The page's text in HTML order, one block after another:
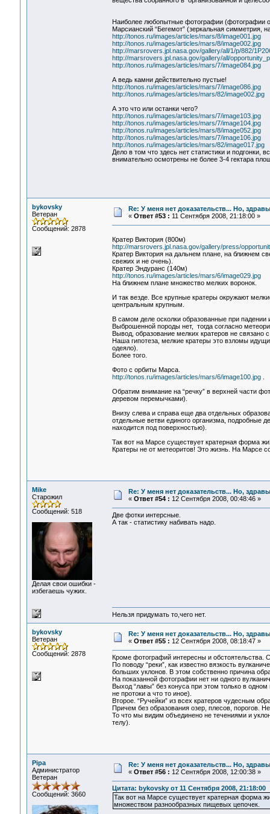
Наиболее любопытные фотографии (фотографии
Марсианский “Бегемот” (зеркальная симметрия,
http://tonos.ru/images/articles/mars/8/image001.jpg
http://tonos.ru/images/articles/mars/8/image002.jpg
http://marsrovers.jpl.nasa.gov/gallery/all/1/p/882/
http://marsrovers.jpl.nasa.gov/gallery/all/
http://tonos.ru/images/articles/mars/7/image084.jpg
А ведь камни действительно пустые!
http://tonos.ru/images/articles/mars/7/image086.jpg
http://tonos.ru/images/articles/mars/82/image002.jpg
А это что или останки чего?
http://tonos.ru/images/articles/mars/7/image103.jpg
http://tonos.ru/images/articles/mars/7/image104.jpg
http://tonos.ru/images/articles/mars/8/image052.jpg
http://tonos.ru/images/articles/mars/7/image106.jpg
http://tonos.ru/images/articles/mars/82/image017.jpg
Дело в том что здесь нет статистики и
внимательно осмотрены не более 3-4 гектара
bykovsky
Ветеран
Сообщений: 2878
Re: У меня нет доказательств... Но,
« Ответ #53 : 11 Сентября 2008, 21:18:00 »
Кратер Виктория (800м)
http://marsrovers.jpl.nasa.gov/gallery/press/
Кратер Виктория на дальнем плане, на ближнем
свежих и не очень).
Кратер Эндуранс (140м)
http://tonos.ru/images/articles/mars/6/image029.jpg
На ближнем плане множество мелких воронок.
И так везде. Все крупные кратеры окружают
центральным крупным.
В самом деле осколки образованные при
Выброшенной породы нет, тогда согласно
Вывод, образование мелких кратеров не связано
Наша гипотеза, мелкие кратеры это взломы
одеяло).
Более того.
Фото с орбиты Марса.
http://tonos.ru/images/articles/mars/6/image100.jpg.
Обратим внимание на “речку” в верхней части
деревом перемычками).
Внизу слева и справа еще два отдельных
отдельные ветви единого организма, подробные
находится под поверхностью).
Так вот на Марсе существует кратерная форма
Кратеры не от метеоритов! Это жизнь. На Марсе
Mike
Старожил
Сообщений: 518
Делая свои ошибки -
избегаешь чужих.
Re: У меня нет доказательств... Но,
« Ответ #54 : 12 Сентября 2008, 00:48:46 »
Две фотки интерсные.
А так - статистику набивать надо.
Нельзя придумать то,чего нет.
bykovsky
Ветеран
Сообщений: 2878
Re: У меня нет доказательств... Но,
« Ответ #55 : 12 Сентября 2008, 08:18:47 »
Кроме фотографий интересны и обстоятельства.
По поводу “реки”, как известно вязкость
больших уклонов. В этом собственно причина
На показанной фотографии нет ни одного
Выход “лавы” без конуса при этом только в
не протоки а что то иное).
Второе. “Ручейки” из всех кратеров чудесным
Причем без образования озер, плесов, порогов.
То что мы видим объединено не течениями и
телу).
Pipa
Администратор
Ветеран
Сообщений: 3660
Re: У меня нет доказательств... Но,
« Ответ #56 : 12 Сентября 2008, 12:00:38 »
Цитата: bykovsky от 11 Сентября 2008, 21:18:00
Так вот на Марсе существует кратерная форма
множеством разнообразных пищевых цепочек.